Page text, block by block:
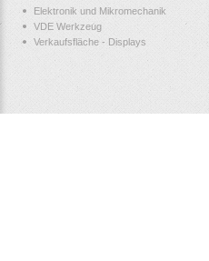
Elektronik und Mikromechanik
VDE Werkzeug
Verkaufsfläche - Displays